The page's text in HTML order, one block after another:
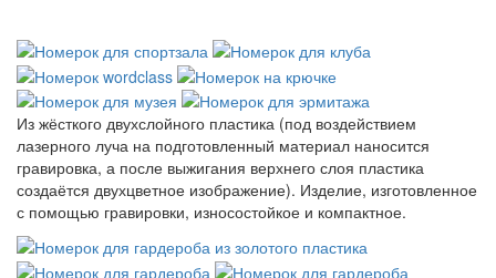
Из жёсткого двухслойного пластика (под воздействием
лазерного луча на подготовленный материал наносится
гравировка, а после выжигания верхнего слоя пластика
создаётся двухцветное изображение). Изделие, изготовленное
с помощью гравировки, износостойкое и компактное.